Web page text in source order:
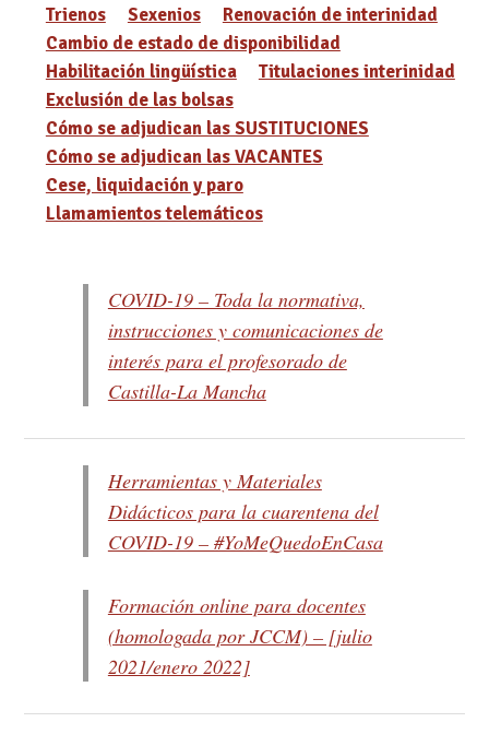
Trienos
Sexenios
Renovación de interinidad
Cambio de estado de disponibilidad
Habilitación lingüística
Titulaciones interinidad
Exclusión de las bolsas
Cómo se adjudican las SUSTITUCIONES
Cómo se adjudican las VACANTES
Cese, liquidación y paro
Llamamientos telemáticos
COVID-19 – Toda la normativa,
instrucciones y comunicaciones de
interés para el profesorado de
Castilla-La Mancha
Herramientas y Materiales
Didácticos para la cuarentena del
COVID-19 – #YoMeQuedoEnCasa
Formación online para docentes
(homologada por JCCM) – [julio
2021/enero 2022]